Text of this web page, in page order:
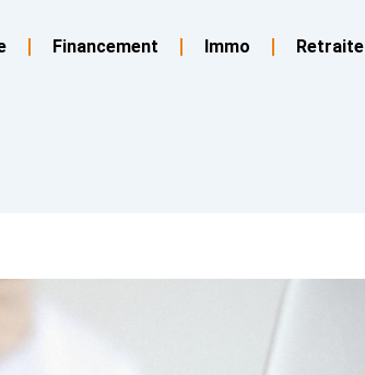
Financement Immo Retraite